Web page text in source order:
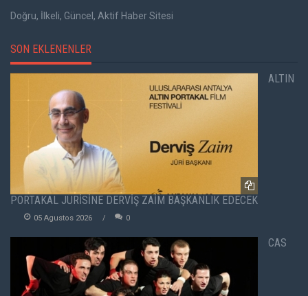
Doğru, İlkeli, Güncel, Aktif Haber Sitesi
SON EKLENENLER
ALTIN
PORTAKAL JÜRİSİNE DERVİŞ ZAİM BAŞKANLIK EDECEK
05 Agustos 2026 0
CAS